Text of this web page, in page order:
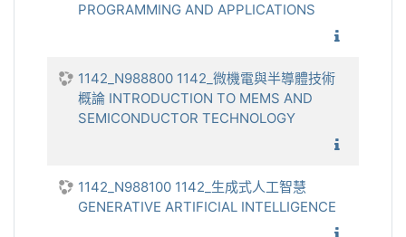
PROGRAMMING AND APPLICATIONS
1142_N988800 1142_微機電與半導體技術
概論 INTRODUCTION TO MEMS AND
SEMICONDUCTOR TECHNOLOGY
1142_N988100 1142_生成式人工智慧
GENERATIVE ARTIFICIAL INTELLIGENCE